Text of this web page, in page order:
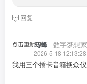
回复
点击重新加载
马蜂 数字梦想
2026-5-18 12:13:28
我用三个插卡音箱换众仪